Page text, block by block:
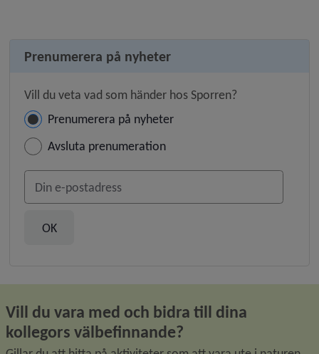
Prenumerera på nyheter
Vill du veta vad som händer hos Sporren?
Hantera prenumeration
Prenumerera på nyheter
Avsluta prenumeration
Din e-postadress
Vill du vara med och bidra till dina
kollegors välbefinnande?